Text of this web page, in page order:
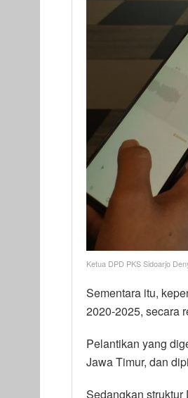
Ketua DPD PKS Sidoarjo
Sementara itu,
2020-2025, secara
Pelantikan yang
Jawa Timur, dan
Sedangkan